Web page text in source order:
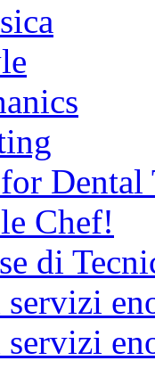
Dental
Chef!
di